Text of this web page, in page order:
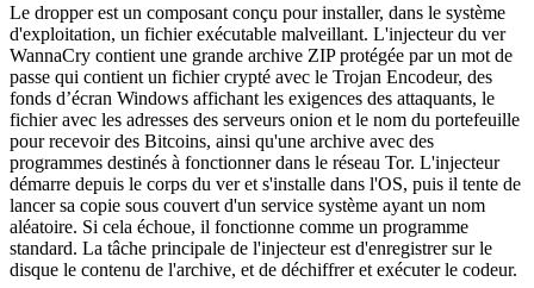
Le dropper est un composant conçu pour installer, dans le système
d'exploitation, un fichier exécutable malveillant. L'injecteur du ver
WannaCry contient une grande archive ZIP protégée par un mot de
passe qui contient un fichier crypté avec le Trojan Encodeur, des
fonds d’écran Windows affichant les exigences des attaquants, le
fichier avec les adresses des serveurs onion et le nom du portefeuille
pour recevoir des Bitcoins, ainsi qu'une archive avec des
programmes destinés à fonctionner dans le réseau Tor. L'injecteur
démarre depuis le corps du ver et s'installe dans l'OS, puis il tente de
lancer sa copie sous couvert d'un service système ayant un nom
aléatoire. Si cela échoue, il fonctionne comme un programme
standard. La tâche principale de l'injecteur est d'enregistrer sur le
disque le contenu de l'archive, et de déchiffrer et exécuter le codeur.